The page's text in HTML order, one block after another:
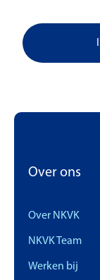
Over ons
Over NKVK
NKVK Team
Werken bij